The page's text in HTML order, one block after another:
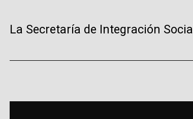
La Secretaría de Integración